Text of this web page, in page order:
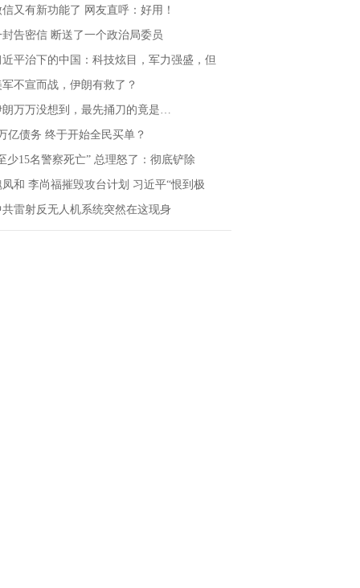
信又有新功能了 网友直呼：好用！
封告密信 断送了一个政治局委员
近平治下的中国：科技炫目，军力强盛，但
军不宣而战，伊朗有救了？
朗万万没想到，最先捅刀的竟是…
亿债务 终于开始全民买单？
少15名警察死亡” 总理怒了：彻底铲除
凤和 李尚福摧毁攻台计划 习近平“恨到极
共雷射反无人机系统突然在这现身